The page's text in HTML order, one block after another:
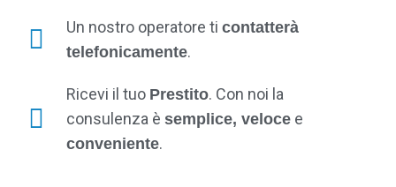
Un nostro operatore ti contatterà
telefonicamente.
Ricevi il tuo Prestito. Con noi la
consulenza è semplice, velocee
conveniente.